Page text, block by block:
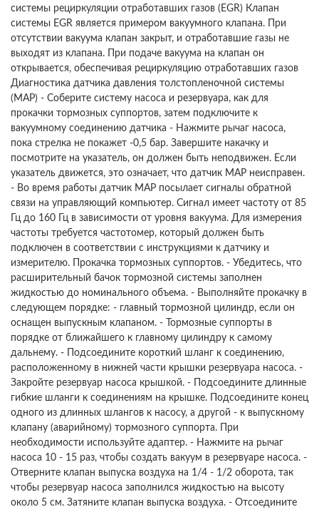
системы рециркуляции отработавших газов (EGR) Клапан
системы EGR является примером вакуумного клапана. При
отсутствии вакуума клапан закрыт, и отработавшие газы не
выходят из клапана. При подаче вакуума на клапан он
открывается, обеспечивая рециркуляцию отработавших газов
Диагностика датчика давления толстопленочной системы
(MAP) - Соберите систему насоса и резервуара, как для
прокачки тормозных суппортов, затем подключите к
вакуумному соединению датчика - Нажмите рычаг насоса,
пока стрелка не покажет -0,5 бар. Завершите накачку и
посмотрите на указатель, он должен быть неподвижен. Если
указатель движется, это означает, что датчик MAP неисправен.
- Во время работы датчик MAP посылает сигналы обратной
связи на управляющий компьютер. Сигнал имеет частоту от 85
Гц до 160 Гц в зависимости от уровня вакуума. Для измерения
частоты требуется частотомер, который должен быть
подключен в соответствии с инструкциями к датчику и
измерителю. Прокачка тормозных суппортов. - Убедитесь, что
расширительный бачок тормозной системы заполнен
жидкостью до номинального объема. - Выполняйте прокачку в
следующем порядке: - главный тормозной цилиндр, если он
оснащен выпускным клапаном. - Тормозные суппорты в
порядке от ближайшего к главному цилиндру к самому
дальнему. - Подсоедините короткий шланг к соединению,
расположенному в нижней части крышки резервуара насоса. -
Закройте резервуар насоса крышкой. - Подсоедините длинные
гибкие шланги к соединениям на крышке. Подсоедините конец
одного из длинных шлангов к насосу, а другой - к выпускному
клапану (аварийному) тормозного суппорта. При
необходимости используйте адаптер. - Нажмите на рычаг
насоса 10 - 15 раз, чтобы создать вакуум в резервуаре насоса. -
Отверните клапан выпуска воздуха на 1/4 - 1/2 оборота, так
чтобы резервуар насоса заполнился жидкостью на высоту
около 5 см. Затяните клапан выпуска воздуха. - Отсоедините